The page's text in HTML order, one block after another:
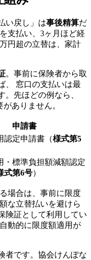
い戻し」は事後精算だ
支払い、3ヶ月ほど経
円超の立替は、家計
。事前に保険者から取
、 窓口の支払いは最
先ほどの例なら、
ありません。
申請書
認定申請書（様式第5
・標準負担額減額認定
式第6号）
場合は、事前に限度
な立替払いを避けら
険証として利用してい
動的に限度額適用が
者です。協会けんぽな